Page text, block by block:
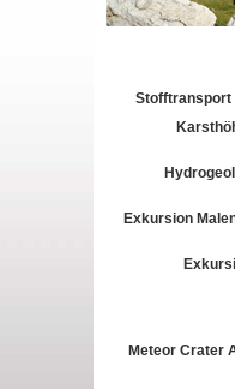
Stofftransport
Exkursion
Meteor Crater